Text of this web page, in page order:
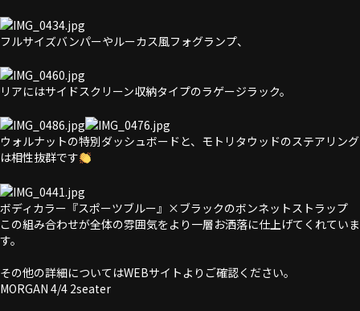
フルサイズバンパーやルーカス風フォグランプ、
リアにはサイドスクリーン収納タイプのラゲージラック。
ウォルナットの特別ダッシュボードと、モトリタウッドのステアリング
は相性抜群です
ボディカラー『スポーツブルー』×ブラックのボンネットストラップ
この組み合わせが全体の雰囲気をより一層お洒落に仕上げてくれていま
す。
その他の詳細についてはWEBサイトよりご確認ください。
MORGAN 4/4 2seater